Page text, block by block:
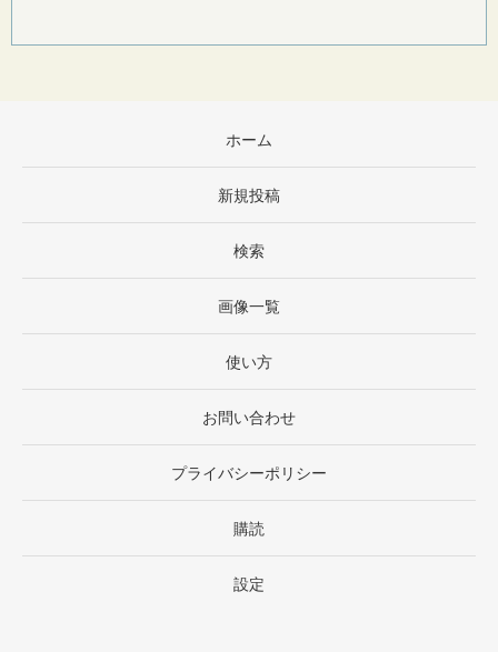
ホーム
新規投稿
検索
画像一覧
使い方
お問い合わせ
プライバシーポリシー
購読
設定